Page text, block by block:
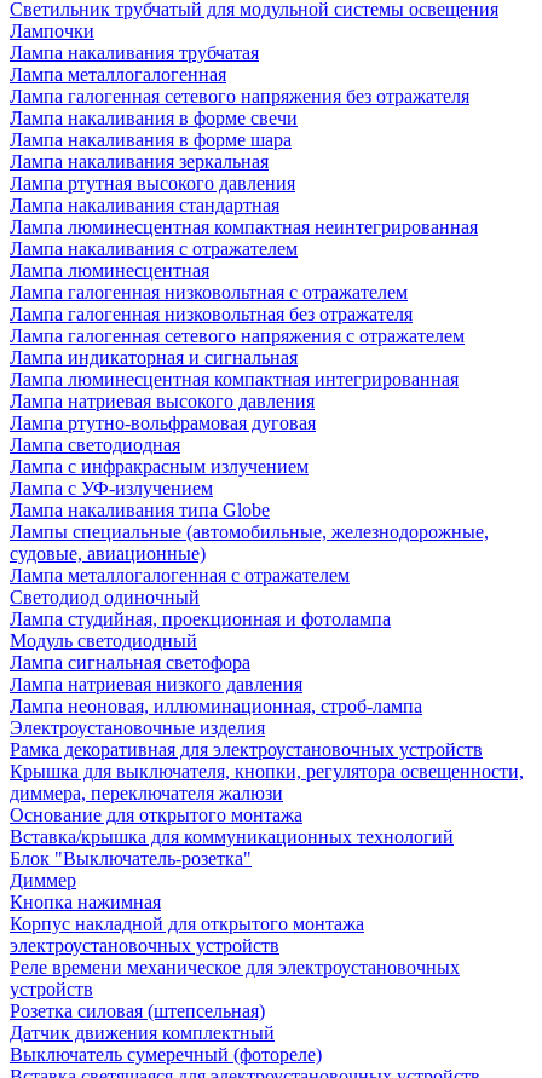
Светильник трубчатый для модульной системы освещения
Лампочки
Лампа накаливания трубчатая
Лампа металлогалогенная
Лампа галогенная сетевого напряжения без отражателя
Лампа накаливания в форме свечи
Лампа накаливания в форме шара
Лампа накаливания зеркальная
Лампа ртутная высокого давления
Лампа накаливания стандартная
Лампа люминесцентная компактная неинтегрированная
Лампа накаливания с отражателем
Лампа люминесцентная
Лампа галогенная низковольтная с отражателем
Лампа галогенная низковольтная без отражателя
Лампа галогенная сетевого напряжения с отражателем
Лампа индикаторная и сигнальная
Лампа люминесцентная компактная интегрированная
Лампа натриевая высокого давления
Лампа ртутно-вольфрамовая дуговая
Лампа светодиодная
Лампа с инфракрасным излучением
Лампа с УФ-излучением
Лампа накаливания типа Globe
Лампы специальные (автомобильные, железнодорожные,
судовые, авиационные)
Лампа металлогалогенная с отражателем
Светодиод одиночный
Лампа студийная, проекционная и фотолампа
Модуль светодиодный
Лампа сигнальная светофора
Лампа натриевая низкого давления
Лампа неоновая, иллюминационная, строб-лампа
Электроустановочные изделия
Рамка декоративная для электроустановочных устройств
Крышка для выключателя, кнопки, регулятора освещенности,
диммера, переключателя жалюзи
Основание для открытого монтажа
Вставка/крышка для коммуникационных технологий
Блок "Выключатель-розетка"
Диммер
Кнопка нажимная
Корпус накладной для открытого монтажа
электроустановочных устройств
Реле времени механическое для электроустановочных
устройств
Розетка силовая (штепсельная)
Датчик движения комплектный
Выключатель сумеречный (фотореле)